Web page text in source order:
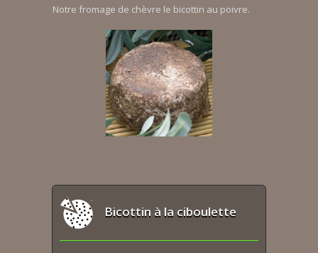
Notre fromage de chèvre le bicottin au poivre.
Bicottin à la ciboulette